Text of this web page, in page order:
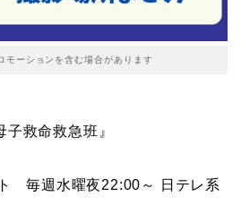
モーションを含む場合があります
子救命救急班』
毎週水曜夜22:00～ 日テレ系